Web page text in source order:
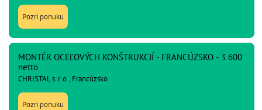
Pozri ponuku
MONTÉR OCEĽOVÝCH KONŠTRUKCIÍ - FRANCÚZSKO - 3 600
netto
CHRISTAL s. r. o., Francúzsko
Pozri ponuku